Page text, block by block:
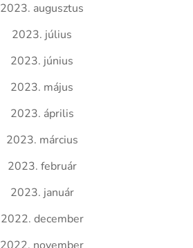
2023. augusztus
2023. július
2023. június
2023. május
2023. április
2023. március
2023. február
2023. január
2022. december